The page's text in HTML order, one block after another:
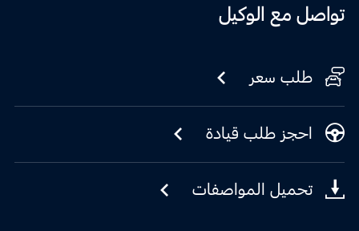
تواصل مع الوكيل
طلب سعر
احجز طلب قيادة
تحميل المواصفات